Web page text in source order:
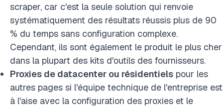
scraper, car c'est la seule solution qui renvoie
systématiquement des résultats réussis plus de 90
% du temps sans configuration complexe.
Cependant, ils sont également le produit le plus cher
dans la plupart des kits d'outils des fournisseurs.
Proxies de datacenter ou résidentiels pour les
autres pages si l'équipe technique de l'entreprise est
à l'aise avec la configuration des proxies et le